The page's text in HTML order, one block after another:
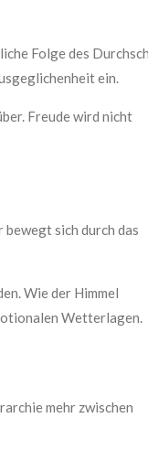
Folge des
ein.
Freude wird nicht
sich durch das
Wie der Himmel
Wetterlagen.
mehr zwischen